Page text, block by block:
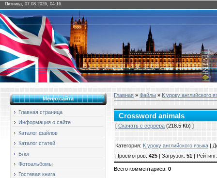
Пятница, 07.08.2026, 04:16
Меню сайта
Главная страница
Информация о сайте
Каталог файлов
Каталог статей
Блог
Фотоальбомы
Гостевая книга
Главная » Файлы » К уроку английского
Crossword animals
[ Скачать с сервера (218.5 Kb) ]
Категория: К уроку английского языка |
Просмотров: 425 | Загрузок: 51 | Рейтинг
Всего комментариев: 0